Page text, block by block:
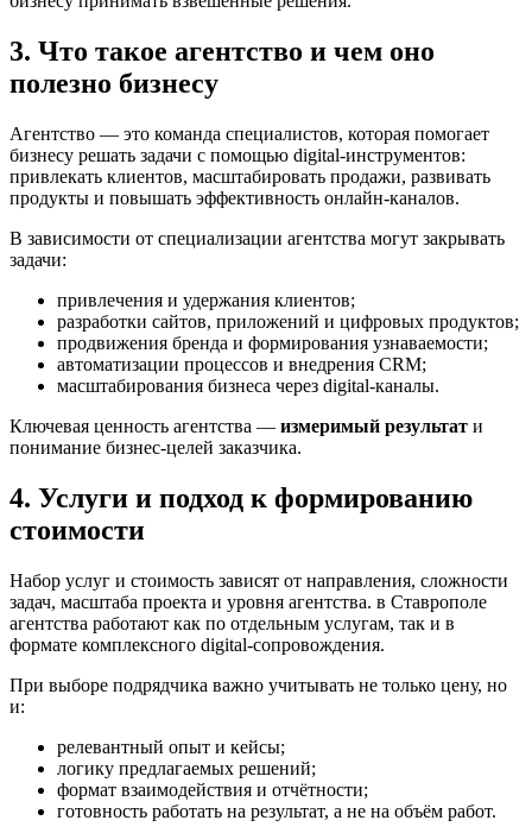
3. Что такое агентство и чем оно
полезно бизнесу
Агентство — это команда специалистов, которая помогает
бизнесу решать задачи с помощью digital-инструментов:
привлекать клиентов, масштабировать продажи, развивать
продукты и повышать эффективность онлайн-каналов.
В зависимости от специализации агентства могут закрывать
задачи:
привлечения и удержания клиентов;
разработки сайтов, приложений и цифровых продуктов;
продвижения бренда и формирования узнаваемости;
автоматизации процессов и внедрения CRM;
масштабирования бизнеса через digital-каналы.
Ключевая ценность агентства — измеримый результат и
понимание бизнес-целей заказчика.
4. Услуги и подход к формированию
стоимости
Набор услуг и стоимость зависят от направления, сложности
задач, масштаба проекта и уровня агентства. в Ставрополе
агентства работают как по отдельным услугам, так и в
формате комплексного digital-сопровождения.
При выборе подрядчика важно учитывать не только цену, но
и:
релевантный опыт и кейсы;
логику предлагаемых решений;
формат взаимодействия и отчётности;
готовность работать на результат, а не на объём работ.